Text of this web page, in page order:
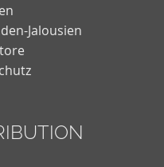
Jalousien